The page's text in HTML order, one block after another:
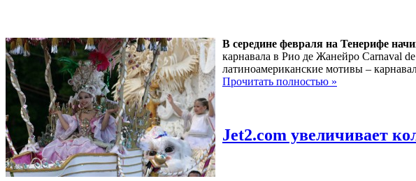
В середине февраля на Тенерифе
карнавала в Рио де Жанейро Carnaval
латиноамериканские мотивы –
Прочитать полностью »
Jet2.com увеличивает